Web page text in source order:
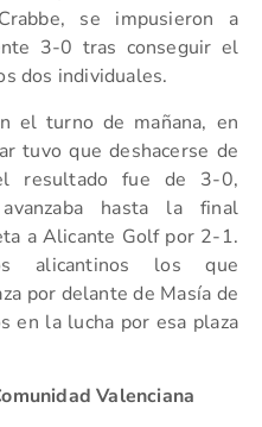
se impusieron a
3-0 tras conseguir el
dos individuales.
el turno de mañana, en
tuvo que deshacerse de
resultado fue de 3-0,
hasta la final
a Alicante Golf por 2-1.
alicantinos los que
por delante de Masía de
en la lucha por esa plaza
Valenciana